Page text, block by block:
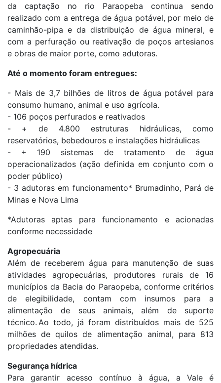
da captação no rio Paraopeba continua sendo
realizado com a entrega de água potável, por meio de
caminhão-pipa e da distribuição de água mineral, e
com a perfuração ou reativação de poços artesianos
e obras de maior porte, como adutoras.
Até o momento foram entregues:
- Mais de 3,7 bilhões de litros de água potável para
consumo humano, animal e uso agrícola.
- 106 poços perfurados e reativados
- + de 4.800 estruturas hidráulicas, como
reservatórios, bebedouros e instalações hidráulicas
- + 190 sistemas de tratamento de água
operacionalizados (ação definida em conjunto com o
poder público)
- 3 adutoras em funcionamento* Brumadinho, Pará de
Minas e Nova Lima
*Adutoras aptas para funcionamento e acionadas
conforme necessidade
Agropecuária
Além de receberem água para manutenção de suas
atividades agropecuárias, produtores rurais de 16
municípios da Bacia do Paraopeba, conforme critérios
de elegibilidade, contam com insumos para a
alimentação de seus animais, além de suporte
técnico. Ao todo, já foram distribuídos mais de 525
milhões de quilos de alimentação animal, para 813
propriedades atendidas.
Segurança hídrica
Para garantir acesso contínuo à água, a Vale é